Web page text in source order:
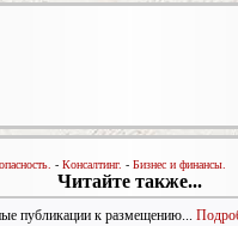
- Консалтинг. - Бизнес и финансы.
Читайте также...
публикации к размещению...